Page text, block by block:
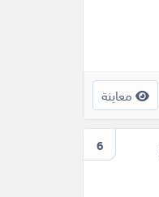
معاينة
6